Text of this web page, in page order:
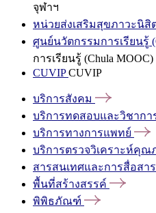
จุฬาฯ
หน่วยส่งเสริมสุขภาวะนิสิ
ศูนย์นวัตกรรมการเรียนรู้
การเรียนรู้ (Chula MOOC)
CUVIPCUVIP
บริการสังคม
บริการทดสอบและวิชากา
บริการทางการแพทย์
บริการตรวจวิเคราะห์คุณ
สารสนเทศและการสื่อสาร
พื้นที่สร้างสรรค์
พิพิธภัณฑ์